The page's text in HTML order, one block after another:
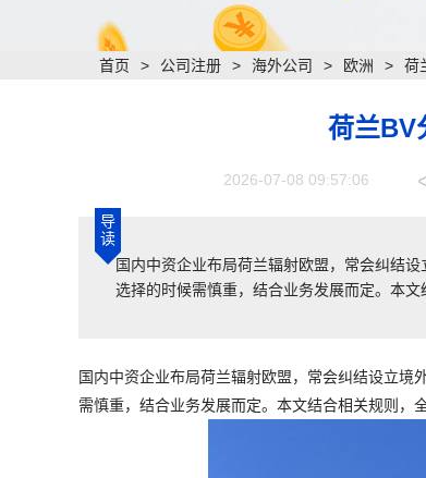
首页 > 公司注册 > 海外公司 > 欧洲 > 荷
荷兰BV
2026-07-08 09:57:06
导
读
国内中资企业布局荷兰辐射欧盟，常会纠结
选择的时候需慎重，结合业务发展而定。本
国内中资企业布局荷兰辐射欧盟，常会纠结设立
需慎重，结合业务发展而定。本文结合相关规则，